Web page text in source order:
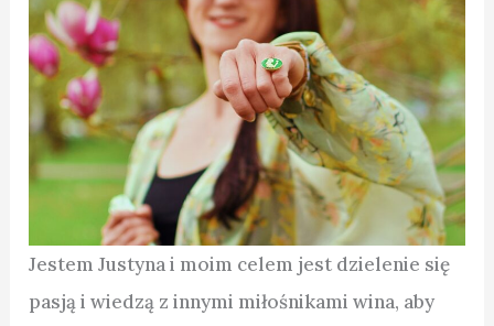
Jestem Justyna i moim celem jest dzielenie się
pasją i wiedzą z innymi miłośnikami wina, aby